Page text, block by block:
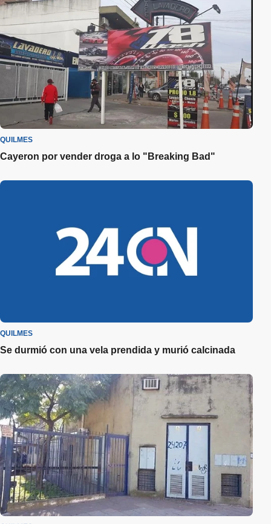
QUILMES
Cayeron por vender droga a lo "Breaking Bad"
QUILMES
Se durmió con una vela prendida y murió calcinada